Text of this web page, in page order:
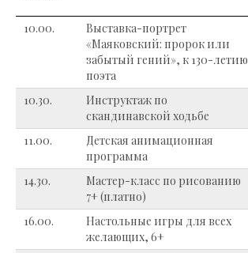
10.00.
Выставка-портрет
«Маяковский: пророк или
забытый гений», к 130-летию
поэта
10.30.
Инструктаж по
скандинавской ходьбе
11.00.
Детская анимационная
программа
14.30.
Мастер-класс по рисованию
7+ (платно)
16.00.
Настольные игры для всех
желающих, 6+